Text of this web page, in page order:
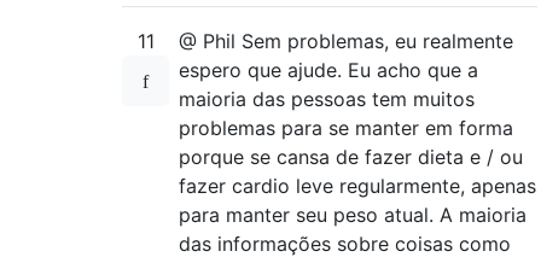
11
@ Phil Sem problemas, eu realmente
espero que ajude. Eu acho que a
maioria das pessoas tem muitos
problemas para se manter em forma
porque se cansa de fazer dieta e / ou
fazer cardio leve regularmente, apenas
para manter seu peso atual. A maioria
das informações sobre coisas como